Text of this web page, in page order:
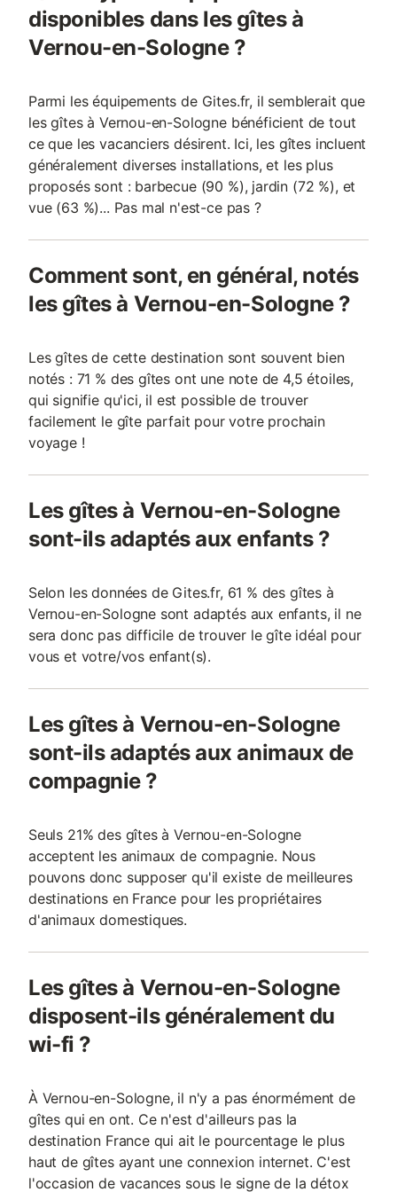
+ 1 lit simple Chambre 2 : Paris - 1 lit
double + téléviseur + 2 lits simples
Chambre
disponibles dans les gîtes à
Vernou-en-Sologne ?
Parmi les équipements de Gites.fr, il semblerait que
les gîtes à Vernou-en-Sologne bénéficient de tout
ce que les vacanciers désirent. Ici, les gîtes incluent
généralement diverses installations, et les plus
proposés sont : barbecue (90 %), jardin (72 %), et
vue (63 %)... Pas mal n'est-ce pas ?
Comment sont, en général, notés
les gîtes à Vernou-en-Sologne ?
Les gîtes de cette destination sont souvent bien
notés : 71 % des gîtes ont une note de 4,5 étoiles,
qui signifie qu'ici, il est possible de trouver
facilement le gîte parfait pour votre prochain
voyage !
Les gîtes à Vernou-en-Sologne
sont-ils adaptés aux enfants ?
Selon les données de Gites.fr, 61 % des gîtes à
Vernou-en-Sologne sont adaptés aux enfants, il ne
sera donc pas difficile de trouver le gîte idéal pour
vous et votre/vos enfant(s).
Les gîtes à Vernou-en-Sologne
sont-ils adaptés aux animaux de
compagnie ?
Seuls 21% des gîtes à Vernou-en-Sologne
acceptent les animaux de compagnie. Nous
pouvons donc supposer qu'il existe de meilleures
destinations en France pour les propriétaires
d'animaux domestiques.
Les gîtes à Vernou-en-Sologne
disposent-ils généralement du
wi-fi ?
À Vernou-en-Sologne, il n'y a pas énormément de
gîtes qui en ont. Ce n'est d'ailleurs pas la
destination France qui ait le pourcentage le plus
haut de gîtes ayant une connexion internet. C'est
l'occasion de vacances sous le signe de la détox